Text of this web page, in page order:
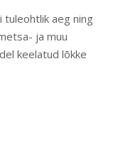
tuleohtlik aeg ning
ja muu
keelatud lõkke